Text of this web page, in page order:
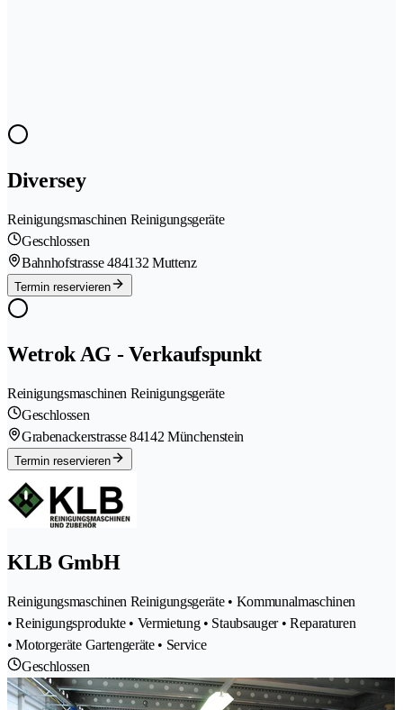
Diversey
Reinigungsmaschinen Reinigungsgeräte
Geschlossen
Bahnhofstrasse 484132 Muttenz
Termin reservieren
Wetrok AG - Verkaufspunkt
Reinigungsmaschinen Reinigungsgeräte
Geschlossen
Grabenackerstrasse 84142 Münchenstein
Termin reservieren
KLB GmbH
Reinigungsmaschinen Reinigungsgeräte • Kommunalmaschinen
• Reinigungsprodukte • Vermietung • Staubsauger • Reparaturen
• Motorgeräte Gartengeräte • Service
Geschlossen